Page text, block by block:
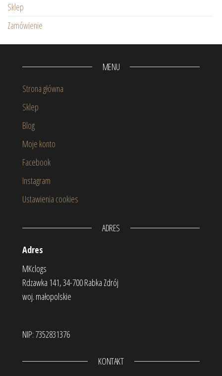
Sklep
Zamówienie
MENU
Strona główna
Sklep
Blog
Moje konto
Facebook
Instagram
Ustawienia cookies
ADRES
Adres
MKclogs
Rdzawka 141, 34-700 Rabka Zdrój
woj. małopolskie
NIP: 7352831376
KONTAKT